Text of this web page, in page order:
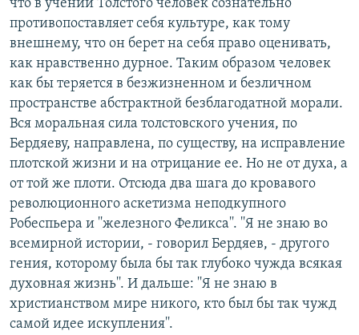
что в учении Толстого человек сознательно
противопоставляет себя культуре, как тому
внешнему, что он берет на себя право оценивать,
как нравственно дурное. Таким образом человек
как бы теряется в безжизненном и безличном
пространстве абстрактной безблагодатной морали.
Вся моральная сила толстовского учения, по
Бердяеву, направлена, по существу, на исправление
плотской жизни и на отрицание ее. Но не от духа, а
от той же плоти. Отсюда два шага до кровавого
революционного аскетизма неподкупного
Робеспьера и ''железного Феликса''. ''Я не знаю во
всемирной истории, - говорил Бердяев, - другого
гения, которому была бы так глубоко чужда всякая
духовная жизнь''. И дальше: ''Я не знаю в
христианством мире никого, кто был бы так чужд
самой идее искупления''.